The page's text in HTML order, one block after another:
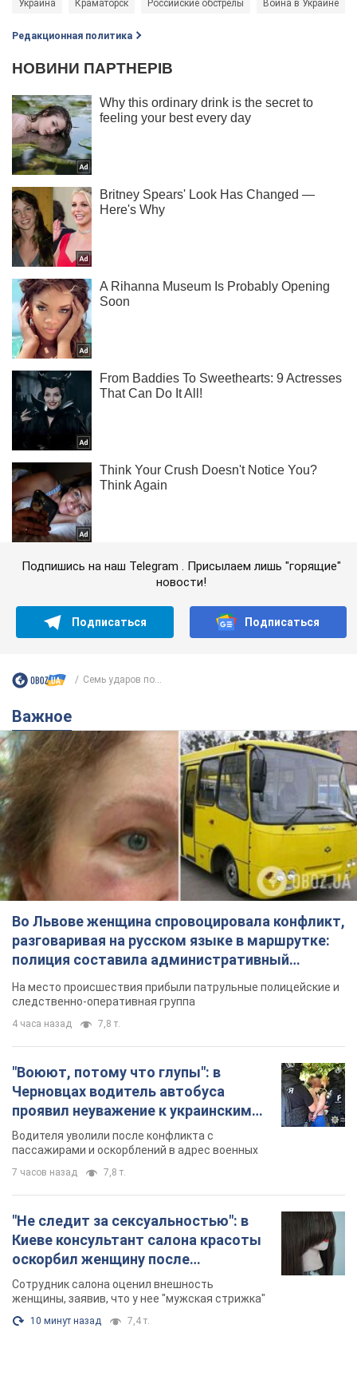
Украина Краматорск Российские обстрелы Война в Украине
Редакционная политика
Подпишись на наш Telegram . Присылаем лишь "горящие"
новости!
Подписаться Подписаться
Семь ударов по...
Важное
Во Львове женщина спровоцировала конфликт,
разговаривая на русском языке в маршрутке:
полиция составила административный
протокол. Видео
На место происшествия прибыли патрульные полицейские и
следственно-оперативная группа
4 часа назад 7,8 т.
"Воюют, потому что глупы": в
Черновцах водитель автобуса
проявил неуважение к украинским
военным и поплатился за это.
Видео
Водителя уволили после конфликта с
пассажирами и оскорблений в адрес военных
7 часов назад 7,8 т.
"Не следит за сексуальностью": в
Киеве консультант салона красоты
оскорбил женщину после
химиотерапии, разгорелся скандал.
Фото
Сотрудник салона оценил внешность
женщины, заявив, что у нее "мужская стрижка"
10 минут назад 7,4 т.